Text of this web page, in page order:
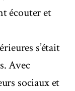
écouter et
s’était
Avec
sociaux et